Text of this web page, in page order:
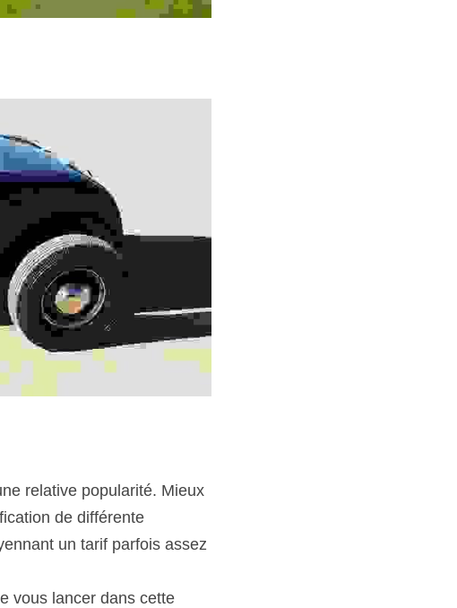
relative popularité. Mieux
de différente
un tarif parfois assez
vous lancer dans cette